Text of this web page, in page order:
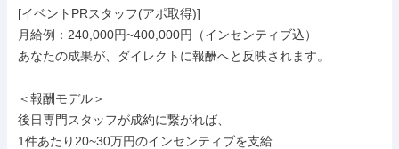
[イベントPRスタッフ(アポ取得)]
月給例：240,000円~400,000円（インセンティブ込）
あなたの成果が、ダイレクトに報酬へと反映されます。
＜報酬モデル＞
後日専門スタッフが成約に繋がれば、
1件あたり20~30万円のインセンティブを支給